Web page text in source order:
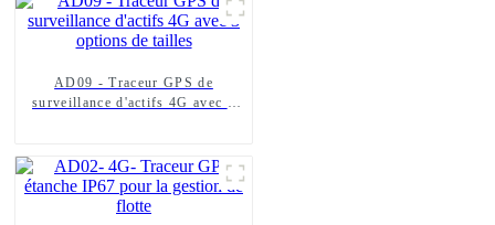
AD09 - Traceur GPS de
surveillance d'actifs 4G avec 3